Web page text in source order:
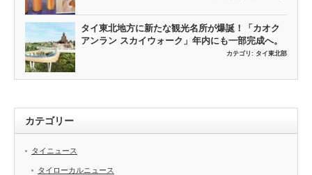
タイ東北地方に新たな観光名所が爆誕！「カオク
アンラン スカイウォーク」年内にも一部完成へ。
カテゴリ: タイ東北部
カテゴリー
タイニュース
タイローカルニュース